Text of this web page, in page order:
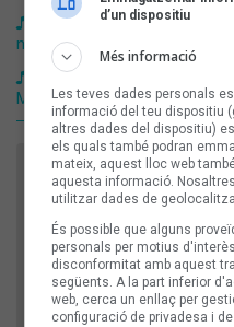
El Petit de Cal Eril, Roger
novetats de la setmana
Reïna, Roger Mas,
Mejías, entre les novetats de
FES EL TEU
Títol
d’un dispositiu
Més informació
Les teves dades personals
informació del teu dispositiu
altres dades del dispositiu)
els quals també podran
mateix, aquest lloc web
aquesta informació.
utilitzar dades de
És possible que alguns
personals per motius
disconformitat amb aquest
següents. A la part inferior
web, cerca un enllaç per
configuració de privadesa i de